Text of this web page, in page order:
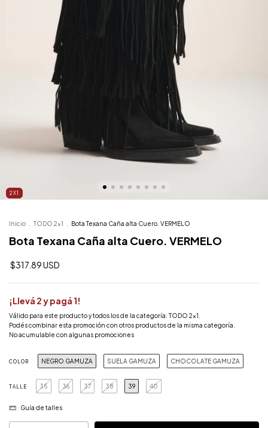
2X1
Inicio TODO 2x1 Bota Texana Caña alta Cuero. VERMELO
Bota Texana Caña alta Cuero. VERMELO
$317.89 USD
¡Llevá 2 y pagá 1!
Válido para este producto y todos los de la categoría: TODO 2x1.
Podés combinar esta promoción con otros productos de la misma categoría.
No acumulable con algunas promociones
COLOR NEGRO GAMUZA SUELA GAMUZA CHOCOLATE GAMUZA
TALLE 35 36 37 38 39 40
Guía de talles